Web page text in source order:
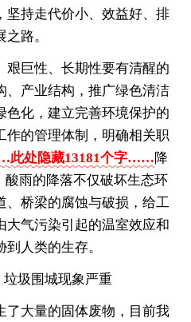
坚持走代价小、效益好、排
路。
艰巨性、长期性要有清醒的
、产业结构，推广绿色清洁
色化，建立完善环境保护的
作的管理体制，明确相关职
处隐藏13181个字……降
酸雨的降落不仅破坏生态环
、桥梁的腐蚀与破损，给工
大气污染引起的温室效应和
人类的生存。
圾围城现象严重
了大量的固体废物，目前我